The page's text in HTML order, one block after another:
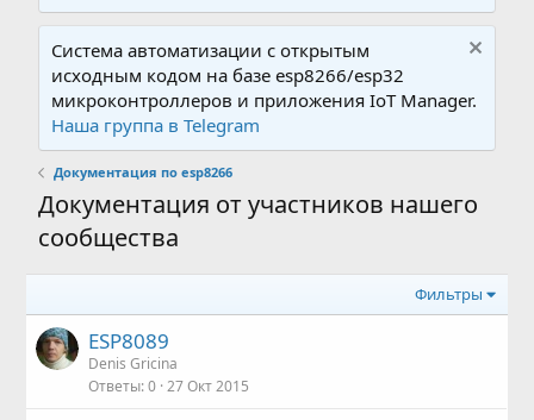
Система автоматизации с открытым
исходным кодом на базе esp8266/esp32
микроконтроллеров и приложения IoT Manager.
Наша группа в Telegram
Документация по esp8266
Документация от участников нашего
сообщества
Фильтры
ESP8089
Denis Gricina
Ответы 0 27 Окт 2015